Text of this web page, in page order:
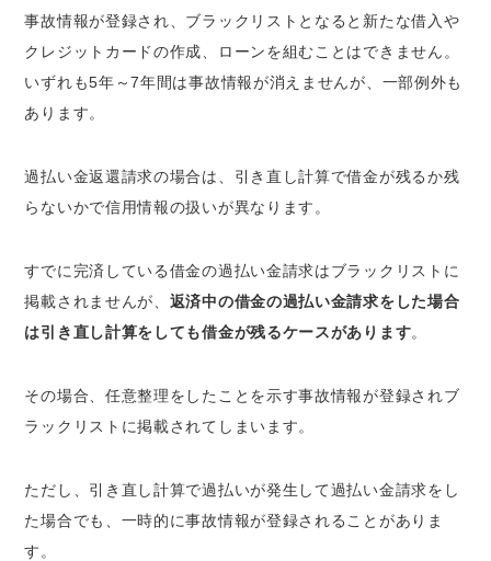
事故情報が登録され、ブラックリストとなると新たな借入や
クレジットカードの作成、ローンを組むことはできません。
いずれも5年～7年間は事故情報が消えませんが、一部例外も
あります。
過払い金返還請求の場合は、引き直し計算で借金が残るか残
らないかで信用情報の扱いが異なります。
すでに完済している借金の過払い金請求はブラックリストに
掲載されませんが、 返済中の借金の過払い金請求をした場合
は引き直し計算をしても借金が残るケースがあります。
その場合、任意整理をしたことを示す事故情報が登録されブ
ラックリストに掲載されてしまいます。
ただし、引き直し計算で過払いが発生して過払い金請求をし
た場合でも、一時的に事故情報が登録されることがありま
す。